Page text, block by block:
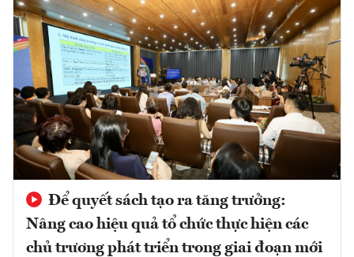
Để quyết sách tạo ra tăng trưởng:
Nâng cao hiệu quả tổ chức thực hiện các
chủ trương phát triển trong giai đoạn mới